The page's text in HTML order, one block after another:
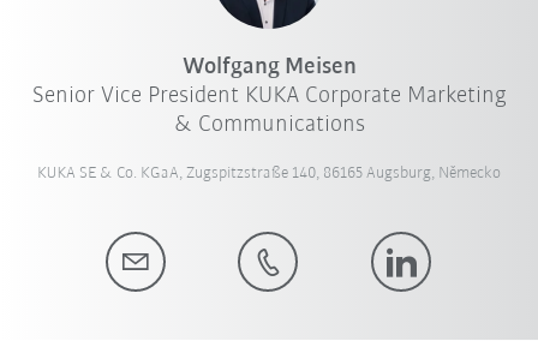
Wolfgang Meisen
Senior Vice President KUKA Corporate Marketing
& Communications
KUKA SE & Co. KGaA, Zugspitzstraße 140, 86165 Augsburg, Německo